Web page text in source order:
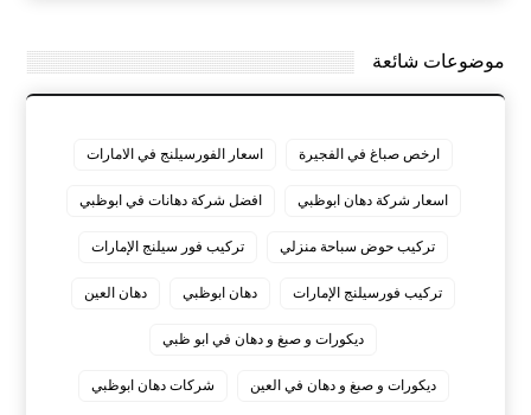
موضوعات شائعة
ارخص صباغ في الفجيرة اسعار الفورسيلنج في الامارات
اسعار شركة دهان ابوظبي افضل شركة دهانات في ابوظبي
تركيب حوض سباحة منزلي تركيب فور سيلنج الإمارات
تركيب فورسيلنج الإمارات دهان ابوظبي دهان العين
ديكورات و صبغ و دهان في ابو ظبي
ديكورات و صبغ و دهان في العين شركات دهان ابوظبي